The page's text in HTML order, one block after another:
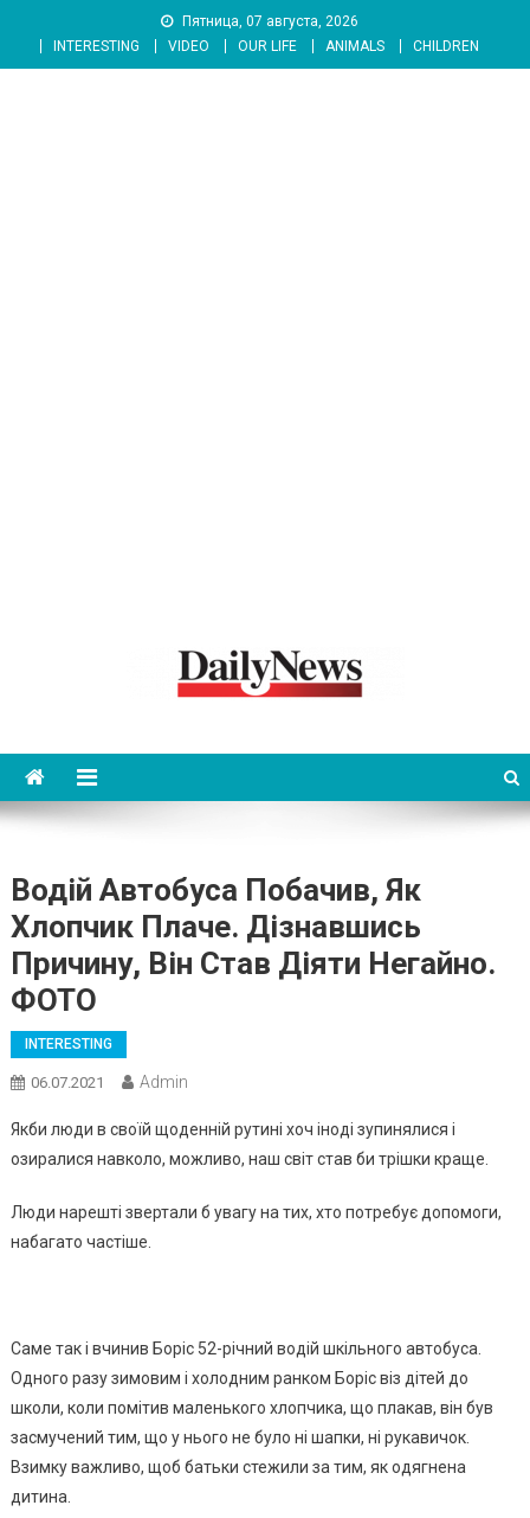
content
Пятница, 07 августа, 2026
INTERESTING
VIDEO OUR LIFE ANIMALS CHILDREN
Водій Автобуса Побачив, Як
Хлопчик Плаче. Дізнавшись
Причину, Він Став Діяти Негайно.
ФОТО
INTERESTING
06.07.2021 Admin
Якби люди в своїй щоденній рутині хоч іноді зупинялися і
озиралися навколо, можливо, наш світ став би трішки краще.
Люди нарешті звертали б увагу на тих, хто потребує допомоги,
набагато частіше.
Саме так і вчинив Борiс 52-річний водій шкільного автобуса.
Одного разу зимовим і холодним ранком Борiс віз дітей до
школи, коли помітив маленького хлопчика, що плакав, він був
засмучений тим, що у нього не було ні шапки, ні рукавичок.
Взимку важливо, щоб батьки стежили за тим, як одягнена
дитина.